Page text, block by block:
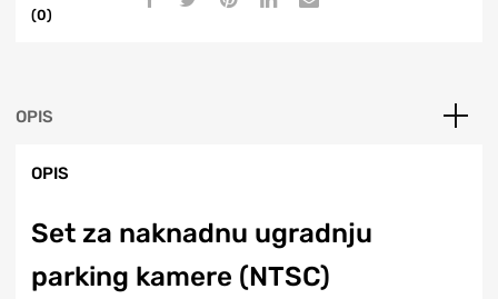
(0)
OPIS
OPIS
Set za naknadnu ugradnju
parking kamere (NTSC)